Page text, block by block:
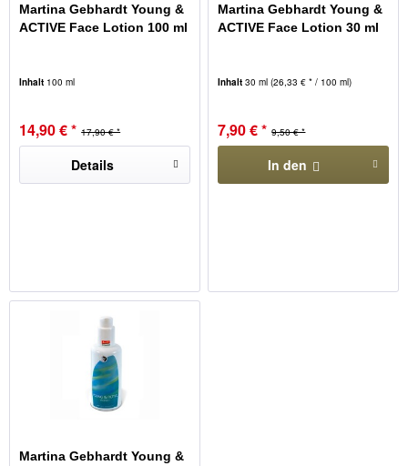
Martina Gebhardt Young &
ACTIVE Face Lotion 100 ml
Inhalt 100 ml
17,90 € *
14,90 € *
Details
Martina Gebhardt Young &
ACTIVE Face Lotion 30 ml
Inhalt30 ml(26,33 € * / 100 ml)
9,50 € *
7,90 € *
In den
Martina Gebhardt Young &